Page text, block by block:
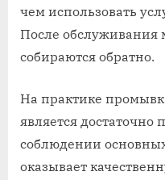
чем использовать
После
собираются обратно.
На практике
является достаточно
соблюдении
оказывает